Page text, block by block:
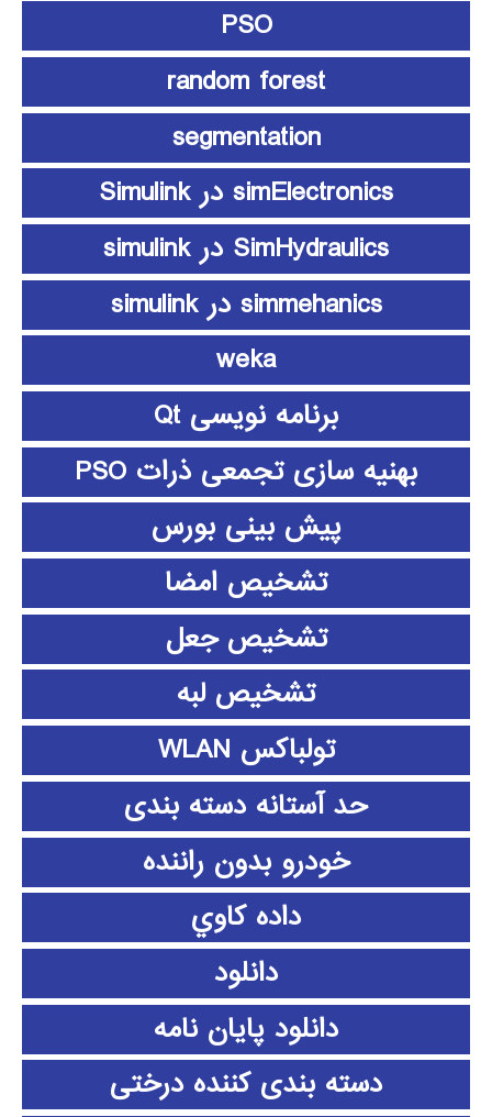
PSO
random forest
segmentation
simElectronics در Simulink
SimHydraulics در simulink
simmehanics در simulink
weka
برنامه نویسی Qt
بهنیه سازی تجمعی ذرات PSO
پیش بینی بورس
تشخیص امضا
تشخیص جعل
تشخیص لبه
تولباکس WLAN
حد آستانه دسته بندی
خودرو بدون راننده
داده كاوي
دانلود
دانلود پايان نامه
دسته بندی کننده درختی